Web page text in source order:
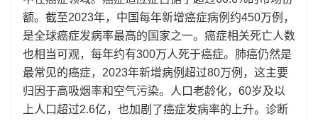
额。截至2023年，中国每年新增癌症病例约450万例，
是全球癌症发病率最高的国家之一。癌症相关死亡人数
也相当可观，每年约有300万人死于癌症。肺癌仍然是
最常见的癌症，2023年新增病例超过80万例，这主要
归因于高吸烟率和空气污染。人口老龄化，60岁及以
上人口超过2.6亿，也加剧了癌症发病率的上升。诊断